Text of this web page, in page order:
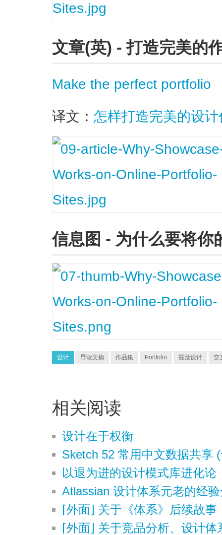
文章(英) - 打造完美的
Make the perfect portfolio
译文： 怎样打造完美的设
信息图 - 为什么要将你
设计 导读文摘 作品集 Portfolio 视觉设计 交
相关阅读
设计在于权衡
Sketch 52 常用中文数据共享
以退为进的设计模式库进化论
Atlassian 设计体系元老的经
⌈外面⌋ 关于《体系》后续故
⌈外面⌋ 关于竞品分析、设计